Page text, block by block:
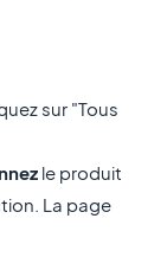
sur "Tous
le produit
La page